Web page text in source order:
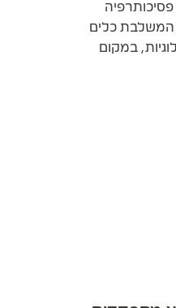
המשלבת כלים
במקום
טוב צריך ארגז